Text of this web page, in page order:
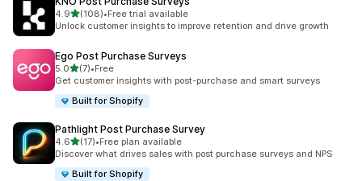
4.9별 5개 중
(108)
총 리뷰 108개
•Free trial available
Unlock customer insights to improve retention and drive growth
Ego Post Purchase Surveys
5.0별 5개 중
(7)
총 리뷰 7개
•Free
Get customer insights with post-purchase and smart surveys
Built for Shopify
Pathlight Post Purchase Survey
4.6별 5개 중
(17)
총 리뷰 17개
•Free plan available
Discover what drives sales with post purchase surveys and NPS
Built for Shopify